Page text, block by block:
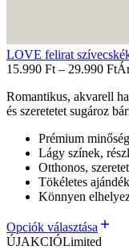
LOVE felirat
15.990 Ft – 29.990 Ft
Romantikus, akvarell
és szeretetet sugároz
Prémium
Lágy színek,
Otthonos,
Tökéletes
Könnyen
Opciók választása
ÚJAKCIÓLimited